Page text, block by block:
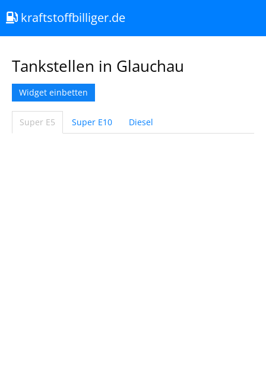
kraftstoffbilliger.de
Tankstellen in Glauchau
Widget einbetten
Super E5 Super E10 Diesel